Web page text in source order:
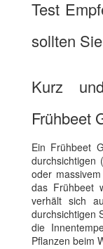
Test
sollten
Kurz
Frühbeet
Ein Frühbeet
durchsichtigen
oder
das Frühbeet
verhält sich
durchsichtigen
die
Pflanzen beim